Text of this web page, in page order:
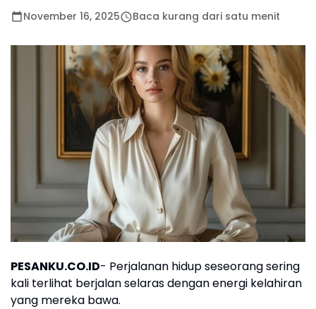
November 16, 2025 Baca kurang dari satu menit
PESANKU.CO.ID- Perjalanan hidup seseorang sering
kali terlihat berjalan selaras dengan energi kelahiran
yang mereka bawa.